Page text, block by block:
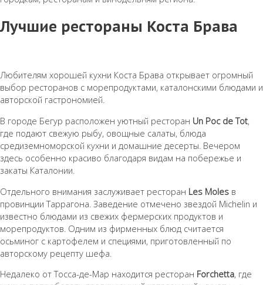
Лучшие рестораны Коста Брава
Любителям хорошей кухни Коста Брава открывает огромный
выбор ресторанов с морепродуктами, каталонскими блюдами и
авторской гастрономией.
В городе Бегур расположен уютный ресторан Un Poc de Tot,
где подают свежую рыбу, овощные салаты, блюда
средиземноморской кухни и домашние десерты. Вечером
здесь особенно красиво благодаря видам на побережье и
закаты Каталонии.
Отдельного внимания заслуживает ресторан Les Moles в
провинции Таррагона. Заведение отмечено звездой Michelin и
известно блюдами из свежих фермерских продуктов и
морепродуктов. Одним из фирменных блюд считается
осьминог с картофелем и специями, приготовленный по
авторскому рецепту шефа.
Недалеко от Тосса-де-Мар находится ресторан Forchetta, где